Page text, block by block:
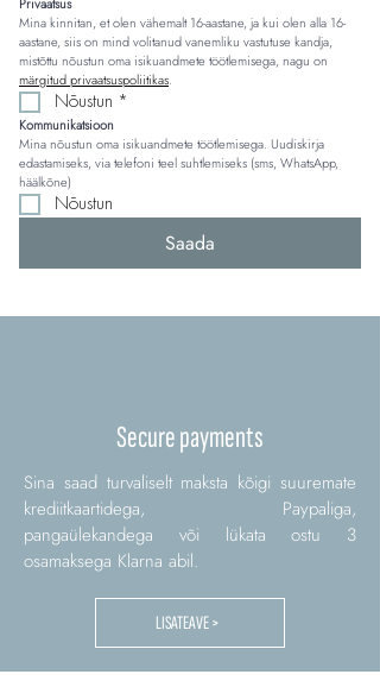
Mina kinnitan, et olen vähemalt 16-aastane, ja kui olen alla 16-
aastane, siis on mind volitanud vanemliku vastutuse kandja,
märgitud privaatsuspoliitikas.
Nõustun *
Kommunikatsioon
Mina nõustun oma isikuandmete töötlemisega. Uudiskirja
edastamiseks, via telefoni teel suhtlemiseks (sms, WhatsApp,
häälkõne)
Nõustun
Saada
Secure payments
Sina saad turvaliselt maksta kõigi suuremate
krediitkaartidega, Paypaliga,
pangaülekandega või lükata ostu 3
osamaksega Klarna abil.
LISATEAVE >